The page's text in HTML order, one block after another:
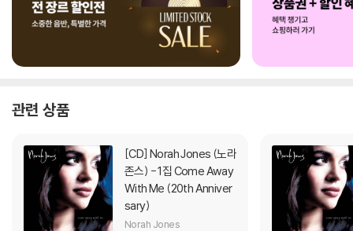
관련 상품
[CD]
존스) - 1집 Come Away
With Me (20th Anniver
sary)
Norah Jones